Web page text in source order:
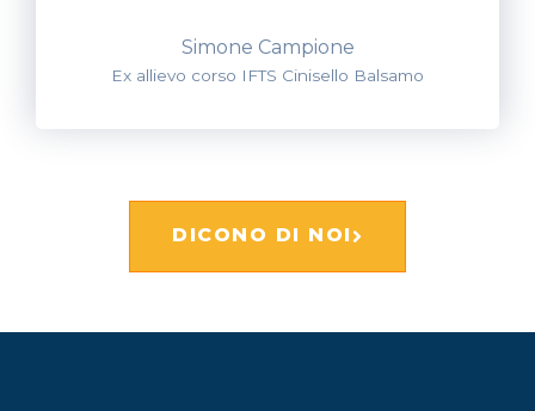
Simone Campione
Ex allievo corso IFTS Cinisello Balsamo
DICONO DI NOI